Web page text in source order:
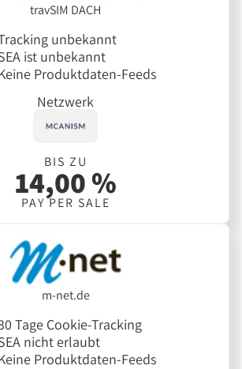
travSIM DACH
unbekannt
ist unbekannt
Produktdaten-Feeds
Netzwerk
BIS ZU
14,00 %
PAY PER SALE
m-net.de
Tage Cookie-Tracking
nicht erlaubt
Produktdaten-Feeds